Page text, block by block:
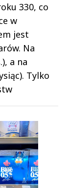
330, co
w
jest
Na
a na
Tylko